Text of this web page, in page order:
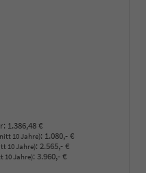
1.386,48 €
10 Jahre): 1.080,- €
10 Jahre): 2.565,- €
10 Jahre): 3.960,- €